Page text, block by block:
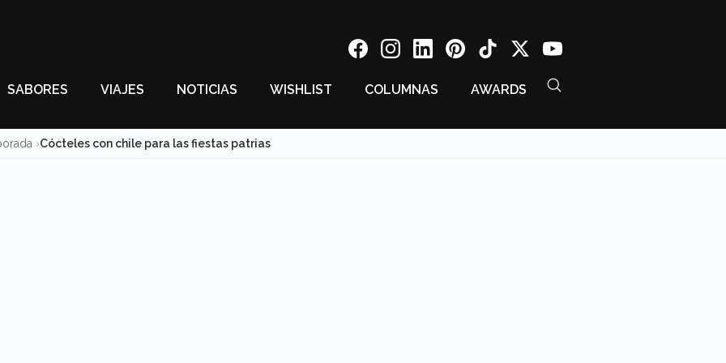
SABORES VIAJES NOTICIAS WISHLIST COLUMNAS AWARDS
Cócteles con chile para las fiestas patrias